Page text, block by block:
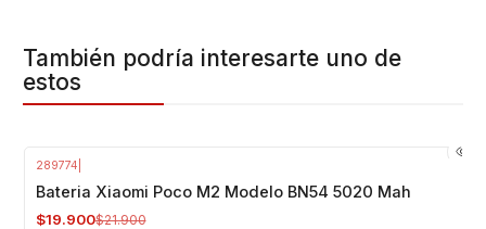
También podría interesarte uno de
estos
289774
Bateria Xiaomi Poco M2 Modelo BN54 5020 Mah
$19.900$21.900